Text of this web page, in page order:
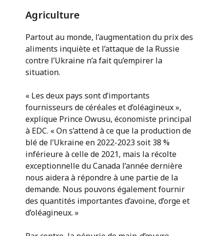
Agriculture
Partout au monde, l’augmentation du prix des
aliments inquiète et l’attaque de la Russie
contre l’Ukraine n’a fait qu’empirer la
situation.
« Les deux pays sont d’importants
fournisseurs de céréales et d’oléagineux »,
explique Prince Owusu, économiste principal
à EDC. « On s’attend à ce que la production de
blé de l’Ukraine en 2022-2023 soit 38 %
inférieure à celle de 2021, mais la récolte
exceptionnelle du Canada l’année dernière
nous aidera à répondre à une partie de la
demande. Nous pouvons également fournir
des quantités importantes d’avoine, d’orge et
d’oléagineux. »